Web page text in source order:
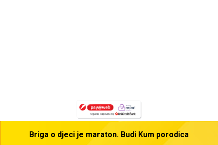
Briga o djeci je maraton. Budi Kum porodica